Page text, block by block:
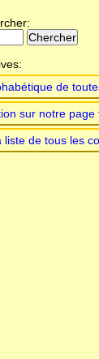
de
sur notre page
liste de tous les